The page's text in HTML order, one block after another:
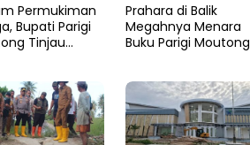
Permukiman
Bupati Parigi
Tinjau
Cepat
Prahara di Balik
Megahnya Menara
Buku Parigi Moutong